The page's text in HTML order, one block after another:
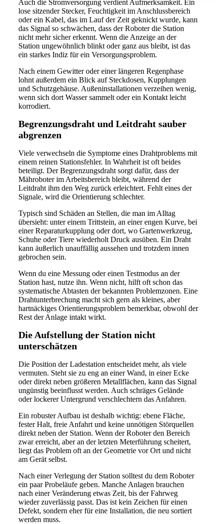
Auch die Stromversorgung verdient Aufmerksamkeit. Ein
lose sitzender Stecker, Feuchtigkeit im Anschlussbereich
oder ein Kabel, das im Lauf der Zeit geknickt wurde, kann
das Signal so schwächen, dass der Roboter die Station
nicht mehr sicher erkennt. Wenn die Anzeige an der
Station ungewöhnlich blinkt oder ganz aus bleibt, ist das
ein starkes Indiz für ein Versorgungsproblem.
Nach einem Gewitter oder einer längeren Regenphase
lohnt außerdem ein Blick auf Steckdosen, Kupplungen
und Schutzgehäuse. Außeninstallationen verzeihen wenig,
wenn sich dort Wasser sammelt oder ein Kontakt leicht
korrodiert.
Begrenzungsdraht und Leitdraht sauber
abgrenzen
Viele verwechseln die Symptome eines Drahtproblems mit
einem reinen Stationsfehler. In Wahrheit ist oft beides
beteiligt. Der Begrenzungsdraht sorgt dafür, dass der
Mähroboter im Arbeitsbereich bleibt, während der
Leitdraht ihm den Weg zurück erleichtert. Fehlt eines der
Signale, wird die Orientierung schlechter.
Typisch sind Schäden an Stellen, die man im Alltag
übersieht: unter einem Trittstein, an einer engen Kurve, bei
einer Reparaturkupplung oder dort, wo Gartenwerkzeug,
Schuhe oder Tiere wiederholt Druck ausüben. Ein Draht
kann äußerlich unauffällig aussehen und trotzdem innen
gebrochen sein.
Wenn du eine Messung oder einen Testmodus an der
Station hast, nutze ihn. Wenn nicht, hilft oft schon das
systematische Abtasten der bekannten Problemzonen. Eine
Drahtunterbrechung macht sich gern als kleines, aber
hartnäckiges Orientierungsproblem bemerkbar, obwohl der
Rest der Anlage intakt wirkt.
Die Aufstellung der Station nicht
unterschätzen
Die Position der Ladestation entscheidet mehr, als viele
vermuten. Steht sie zu eng an einer Wand, in einer Ecke
oder direkt neben größeren Metallflächen, kann das Signal
ungünstig beeinflusst werden. Auch schräges Gelände
oder lockerer Untergrund verschlechtern das Anfahren.
Ein robuster Aufbau ist deshalb wichtig: ebene Fläche,
fester Halt, freie Anfahrt und keine unnötigen Störquellen
direkt neben der Station. Wenn der Roboter den Bereich
zwar erreicht, aber an der letzten Meterführung scheitert,
liegt das Problem oft an der Geometrie vor Ort und nicht
am Gerät selbst.
Nach einer Verlegung der Station solltest du dem Roboter
ein paar Probeläufe geben. Manche Anlagen brauchen
nach einer Veränderung etwas Zeit, bis der Fahrweg
wieder zuverlässig passt. Das ist kein Zeichen für einen
Defekt, sondern eher für eine Installation, die neu sortiert
werden muss.